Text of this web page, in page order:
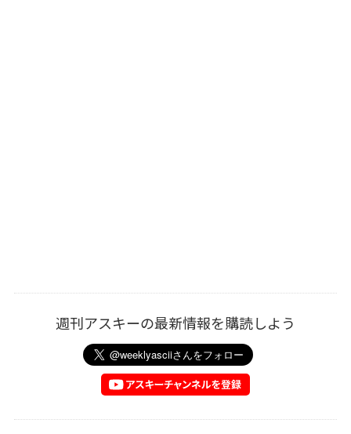
週刊アスキーの最新情報を購読しよう